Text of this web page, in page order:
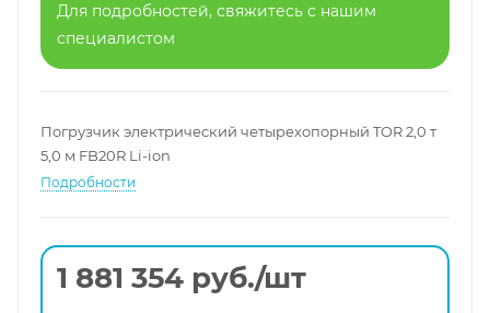
Для подробностей, свяжитесь с нашим
специалистом
Погрузчик электрический четырехопорный TOR 2,0 т
5,0 м FB20R Li-ion
Подробности
1 881 354 руб./шт